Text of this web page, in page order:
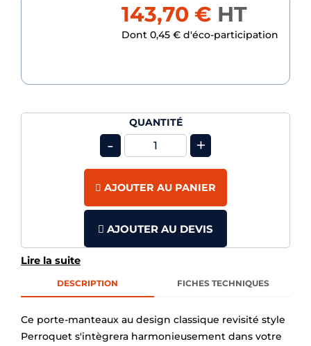
Lire la suite
143,70 € HT
Dont 0,45 € d'éco-participation
QUANTITÉ
- +
AJOUTER AU PANIER
AJOUTER AU DEVIS
DESCRIPTION FICHES TECHNIQUES
Ce porte-manteaux au design classique revisité style
Perroquet s'intègrera harmonieusement dans votre